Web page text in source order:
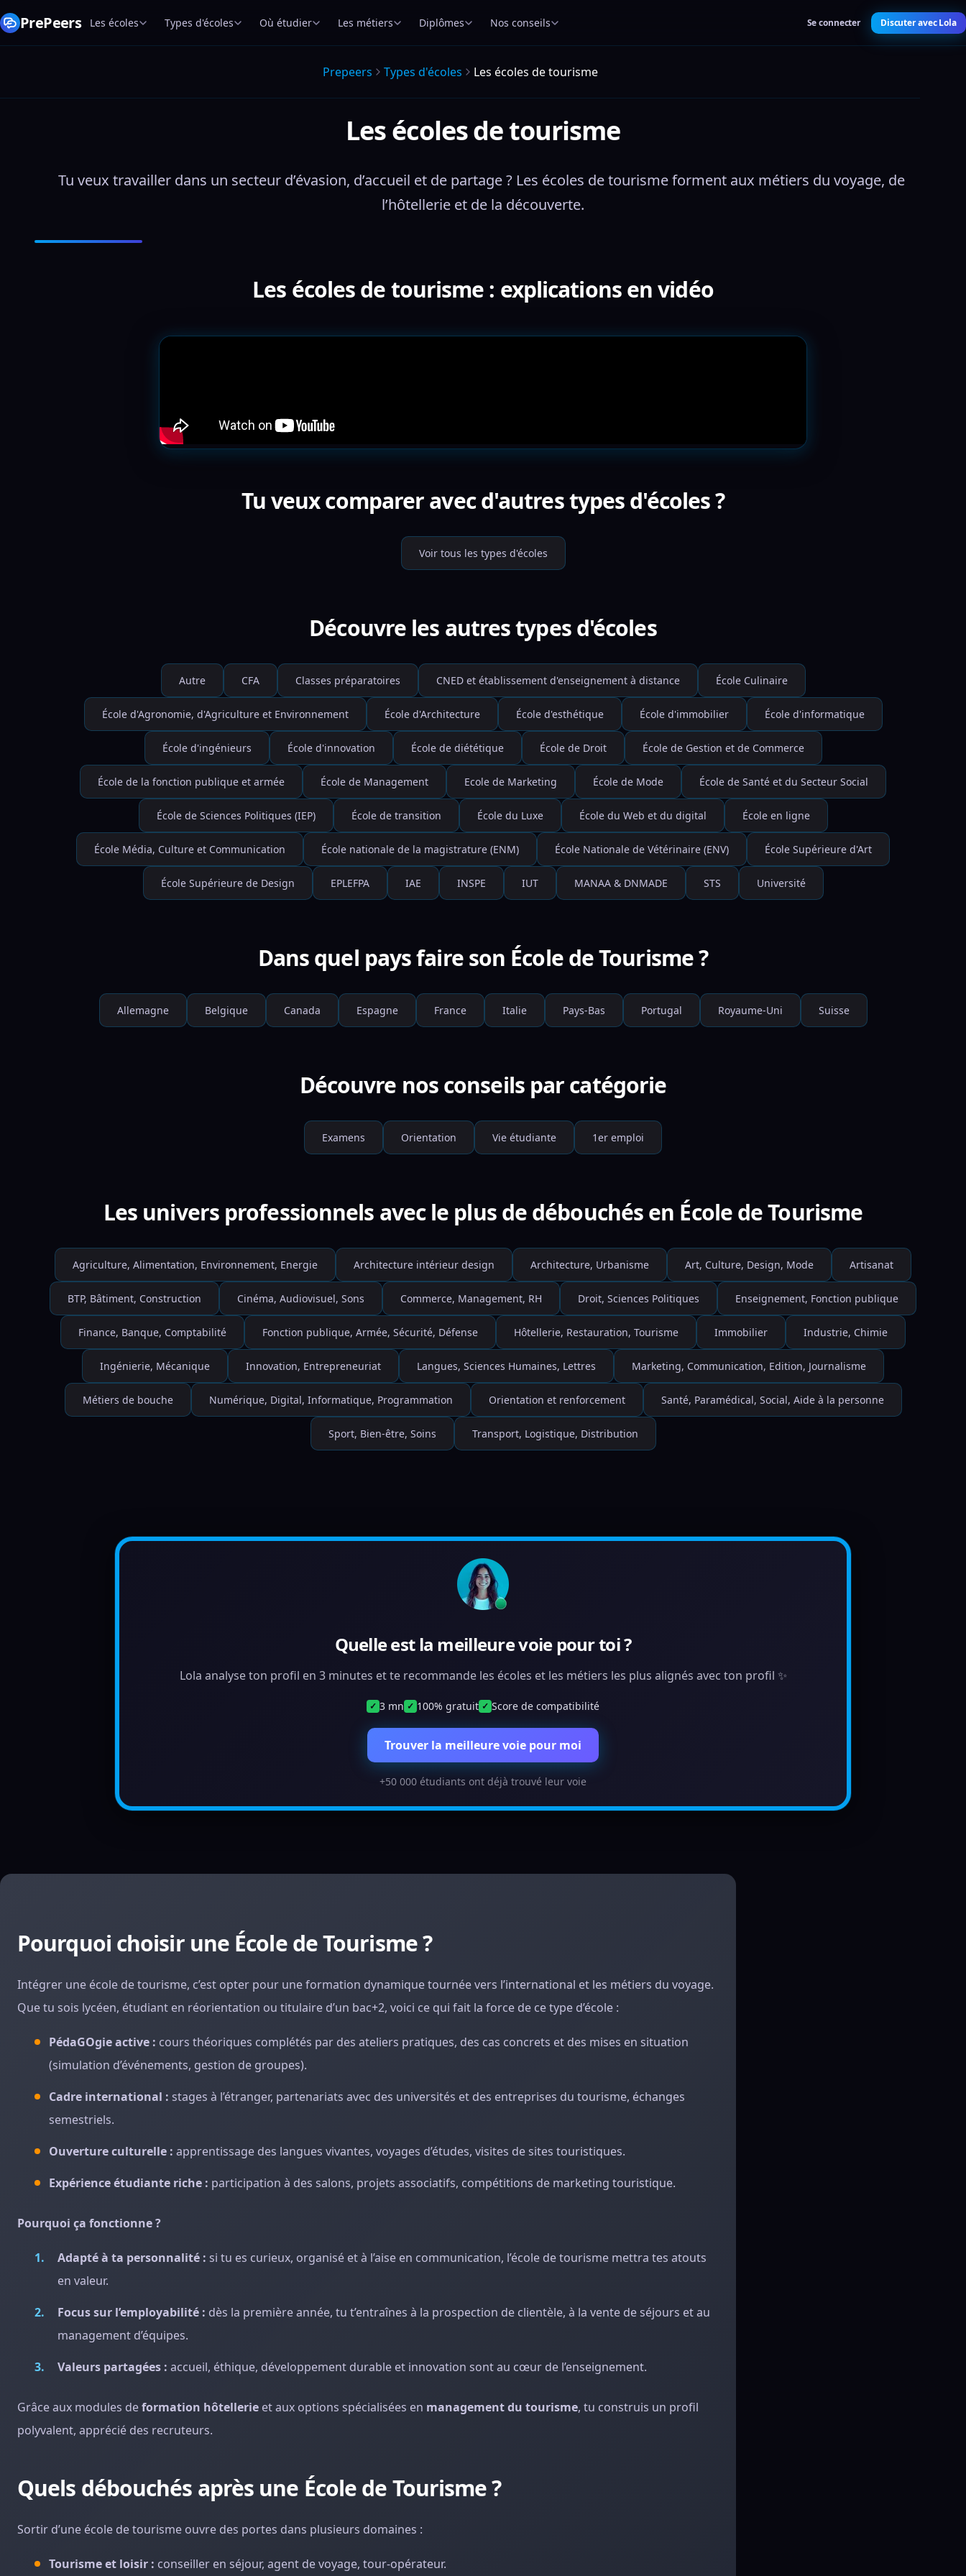
PrePeers Les écoles Types d'écoles Où étudier Les métiers Diplômes Nos conseils Se connecter Discuter avec Lola
Prepeers Types d'écoles Les écoles de tourisme
Les écoles de tourisme
Tu veux travailler dans un secteur d’évasion, d’accueil et de partage ? Les écoles de tourisme forment aux métiers du voyage, de
l’hôtellerie et de la découverte.
Les écoles de tourisme : explications en vidéo
Tu veux comparer avec d'autres types d'écoles ?
Voir tous les types d'écoles
Découvre les autres types d'écoles
Autre CFA Classes préparatoires CNED et établissement d'enseignement à distance École Culinaire
École d'Agronomie, d'Agriculture et Environnement École d'Architecture École d'esthétique École d'immobilier École d'informatique
École d'ingénieurs École d'innovation École de diététique École de Droit École de Gestion et de Commerce
École de la fonction publique et armée École de Management Ecole de Marketing École de Mode École de Santé et du Secteur Social
École de Sciences Politiques (IEP) École de transition École du Luxe École du Web et du digital École en ligne
École Média, Culture et Communication École nationale de la magistrature (ENM) École Nationale de Vétérinaire (ENV) École Supérieure d'Art
École Supérieure de Design EPLEFPA IAE INSPE IUT MANAA & DNMADE STS Université
Dans quel pays faire son École de Tourisme ?
Allemagne Belgique Canada Espagne France Italie Pays-Bas Portugal Royaume-Uni Suisse
Découvre nos conseils par catégorie
Examens Orientation Vie étudiante 1er emploi
Les univers professionnels avec le plus de débouchés en École de Tourisme
Agriculture, Alimentation, Environnement, Energie Architecture intérieur design Architecture, Urbanisme Art, Culture, Design, Mode Artisanat
BTP, Bâtiment, Construction Cinéma, Audiovisuel, Sons Commerce, Management, RH Droit, Sciences Politiques Enseignement, Fonction publique
Finance, Banque, Comptabilité Fonction publique, Armée, Sécurité, Défense Hôtellerie, Restauration, Tourisme Immobilier Industrie, Chimie
Ingénierie, Mécanique Innovation, Entrepreneuriat Langues, Sciences Humaines, Lettres Marketing, Communication, Edition, Journalisme
Métiers de bouche Numérique, Digital, Informatique, Programmation Orientation et renforcement Santé, Paramédical, Social, Aide à la personne
Sport, Bien-être, Soins Transport, Logistique, Distribution
Quelle est la meilleure voie pour toi ?
Lola analyse ton profil en 3 minutes et te recommande les écoles et les métiers les plus alignés avec ton profil ✨
✓ 3 mn ✓ 100% gratuit ✓ Score de compatibilité
Trouver la meilleure voie pour moi
+50 000 étudiants ont déjà trouvé leur voie
Pourquoi choisir une École de Tourisme ?
Intégrer une école de tourisme, c’est opter pour une formation dynamique tournée vers l’international et les métiers du voyage.
Que tu sois lycéen, étudiant en réorientation ou titulaire d’un bac+2, voici ce qui fait la force de ce type d’école :
PédaGOgie active : cours théoriques complétés par des ateliers pratiques, des cas concrets et des mises en situation
(simulation d’événements, gestion de groupes).
Cadre international : stages à l’étranger, partenariats avec des universités et des entreprises du tourisme, échanges
semestriels.
Ouverture culturelle : apprentissage des langues vivantes, voyages d’études, visites de sites touristiques.
Expérience étudiante riche : participation à des salons, projets associatifs, compétitions de marketing touristique.
Pourquoi ça fonctionne ?
Adapté à ta personnalité : si tu es curieux, organisé et à l’aise en communication, l’école de tourisme mettra tes atouts
en valeur.
Focus sur l’employabilité : dès la première année, tu t’entraînes à la prospection de clientèle, à la vente de séjours et au
management d’équipes.
Valeurs partagées : accueil, éthique, développement durable et innovation sont au cœur de l’enseignement.
Grâce aux modules deformation hôtellerie et aux options spécialisées en management du tourisme, tu construis un profil
polyvalent, apprécié des recruteurs.
Quels débouchés après une École de Tourisme ?
Sortir d’une école de tourisme ouvre des portes dans plusieurs domaines :
Tourisme et loisir : conseiller en séjour, agent de voyage, tour-opérateur.